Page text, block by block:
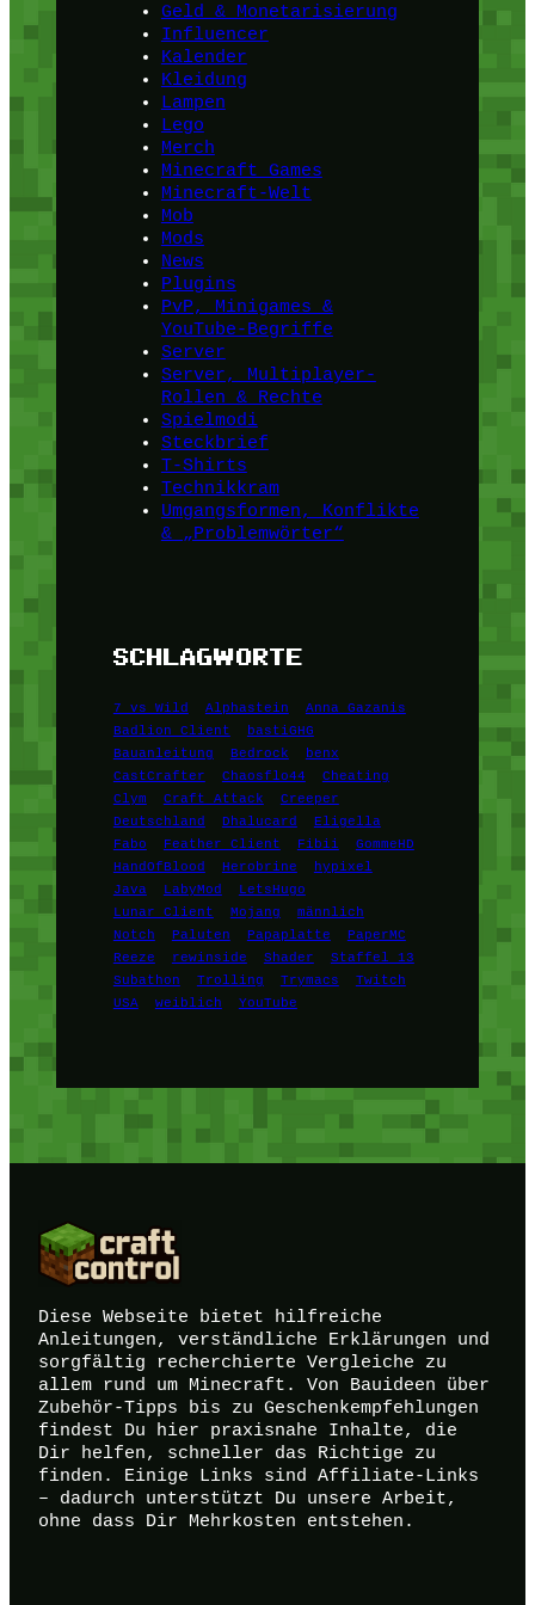
Geld & Monetarisierung
Influencer
Kalender
Kleidung
Lampen
Lego
Merch
Minecraft Games
Minecraft-Welt
Mob
Mods
News
Plugins
PvP, Minigames &
YouTube-Begriffe
Server
Server, Multiplayer-
Rollen & Rechte
Spielmodi
Steckbrief
T-Shirts
Technikkram
Umgangsformen, Konflikte
& „Problemwörter“
SCHLAGWORTE
7 vs Wild Alphastein
Anna Gazanis
Badlion Client
bastiGHG
Bauanleitung
Bedrock
benx
CastCrafter
Chaosflo44
Cheating
Clym
Craft Attack
Creeper
Deutschland
Dhalucard
Eligella
Fabo
Feather Client Fibii
GommeHD
HandOfBlood
Herobrine
hypixel
Java
LabyMod
LetsHugo
Lunar Client
Mojang
männlich
Notch
Paluten Papaplatte
PaperMC
Reeze
rewinside Shader
Staffel 13
Subathon
Trolling Trymacs
Twitch
USA
weiblich YouTube
Diese Webseite bietet hilfreiche
Anleitungen, verständliche Erklärungen und
sorgfältig recherchierte Vergleiche zu
allem rund um Minecraft. Von Bauideen über
Zubehör-Tipps bis zu Geschenkempfehlungen
findest Du hier praxisnahe Inhalte, die
Dir helfen, schneller das Richtige zu
finden. Einige Links sind Affiliate-Links
– dadurch unterstützt Du unsere Arbeit,
ohne dass Dir Mehrkosten entstehen.